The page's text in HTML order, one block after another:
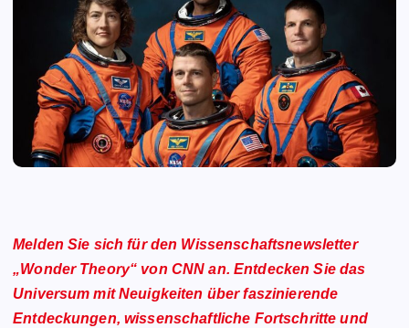
Melden Sie sich für den Wissenschaftsnewsletter
„Wonder Theory“ von CNN an.Entdecken Sie das
Universum mit Neuigkeiten über faszinierende
Entdeckungen, wissenschaftliche Fortschritte und